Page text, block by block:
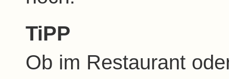
TiPP
Ob im Restaurant